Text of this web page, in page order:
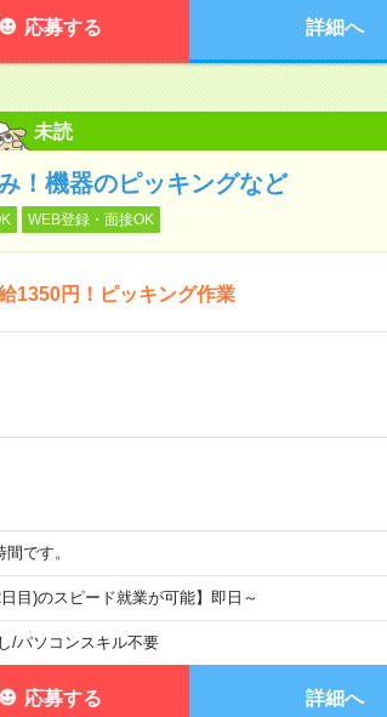
応募する 詳細へ
未読
！機器のピッキングなど
WEB登録・面接OK
1350円！ピッキング作業
です。
目)のスピード就業が可能】即日～
/パソコンスキル不要
応募する 詳細へ